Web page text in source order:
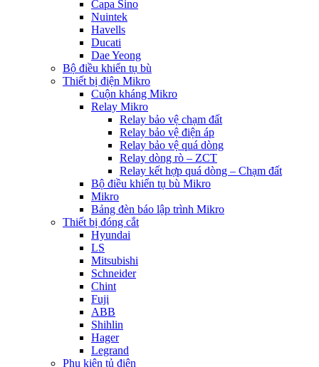
Capa Sino
Nuintek
Havells
Ducati
Dae Yeong
Bộ điều khiển tụ bù
Thiết bị điện Mikro
Cuộn kháng Mikro
Relay Mikro
Relay bảo vệ chạm đất
Relay bảo vệ điện áp
Relay bảo vệ quá dòng
Relay dòng rò – ZCT
Relay kết hợp quá dòng – Chạm đất
Bộ điều khiển tụ bù Mikro
Mikro
Bảng đèn báo lập trình Mikro
Thiết bị đóng cắt
Hyundai
LS
Mitsubishi
Schneider
Chint
Fuji
ABB
Shihlin
Hager
Legrand
Phụ kiện tủ điện